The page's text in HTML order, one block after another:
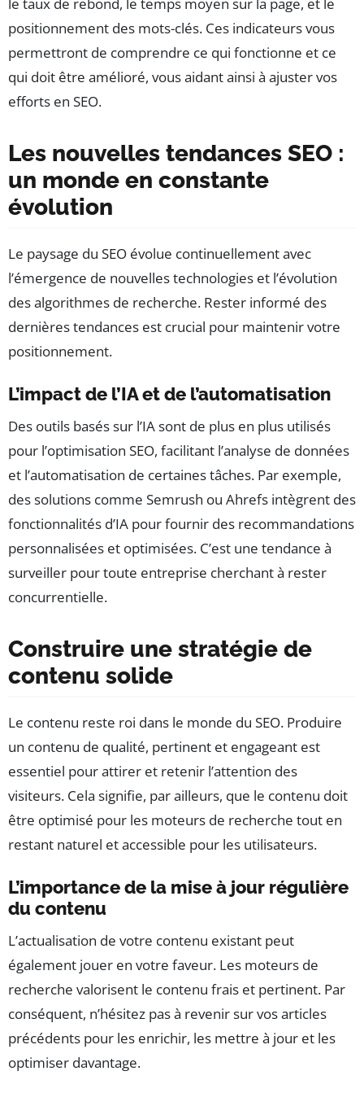
le taux de rebond, le temps moyen sur la page, et le
positionnement des mots-clés. Ces indicateurs vous
permettront de comprendre ce qui fonctionne et ce
qui doit être amélioré, vous aidant ainsi à ajuster vos
efforts en SEO.
Les nouvelles tendances SEO :
un monde en constante
évolution
Le paysage du SEO évolue continuellement avec
l’émergence de nouvelles technologies et l’évolution
des algorithmes de recherche. Rester informé des
dernières tendances est crucial pour maintenir votre
positionnement.
L’impact de l’IA et de l’automatisation
Des outils basés sur l’IA sont de plus en plus utilisés
pour l’optimisation SEO, facilitant l’analyse de données
et l’automatisation de certaines tâches. Par exemple,
des solutions comme Semrush ou Ahrefs intègrent des
fonctionnalités d’IA pour fournir des recommandations
personnalisées et optimisées. C’est une tendance à
surveiller pour toute entreprise cherchant à rester
concurrentielle.
Construire une stratégie de
contenu solide
Le contenu reste roi dans le monde du SEO. Produire
un contenu de qualité, pertinent et engageant est
essentiel pour attirer et retenir l’attention des
visiteurs. Cela signifie, par ailleurs, que le contenu doit
être optimisé pour les moteurs de recherche tout en
restant naturel et accessible pour les utilisateurs.
L’importance de la mise à jour régulière
du contenu
L’actualisation de votre contenu existant peut
également jouer en votre faveur. Les moteurs de
recherche valorisent le contenu frais et pertinent. Par
conséquent, n’hésitez pas à revenir sur vos articles
précédents pour les enrichir, les mettre à jour et les
optimiser davantage.